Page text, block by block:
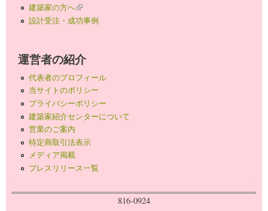
建築家の方へ(link is external)
設計受注・成功事例
運営者の紹介
代表者のプロフィール
当サイトのポリシー
プライバシーポリシー
建築家紹介センターについて
営業のご案内
特定商取引法表示
メディア掲載
プレスリリース一覧
816-0924